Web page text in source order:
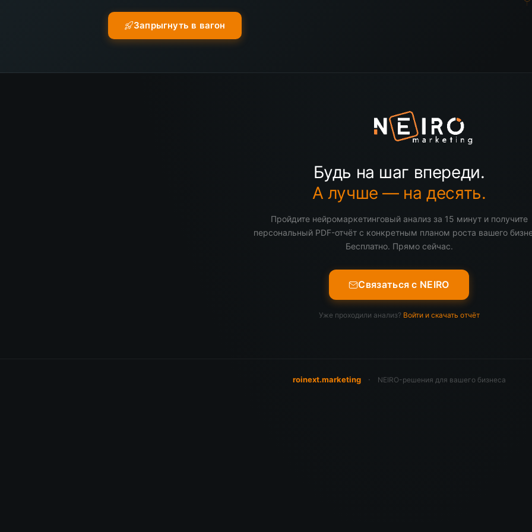
Запрыгнуть в вагон
Будь на шаг впереди.
А лучше — на десять.
Пройдите нейромаркетинговый анализ за 15 минут и получите
персональный PDF-отчёт с конкретным планом роста вашего
Бесплатно. Прямо сейчас.
Связаться с NEIRO
Уже проходили анализ? Войти и скачать отчёт
roinext.marketing · NEIRO-решения для вашего бизнеса